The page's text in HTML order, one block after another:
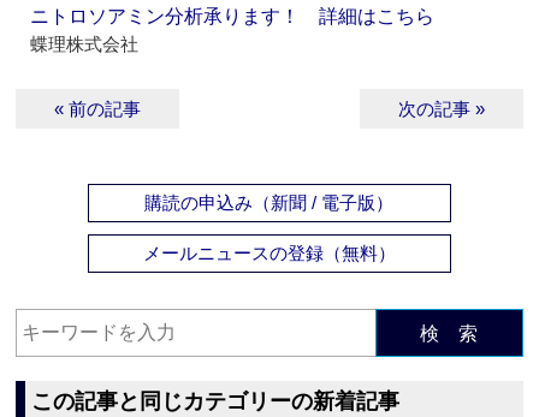
ニトロソアミン分析承ります！ 詳細はこちら
蝶理株式会社
« 前の記事 次の記事 »
購読の申込み（新聞 / 電子版）
メールニュースの登録（無料）
検 索
この記事と同じカテゴリーの新着記事